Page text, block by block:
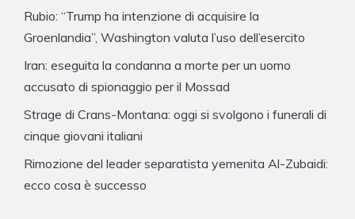
Rubio: “Trump ha intenzione di acquisire la
Groenlandia”, Washington valuta l’uso dell’esercito
Iran: eseguita la condanna a morte per un uomo
accusato di spionaggio per il Mossad
Strage di Crans-Montana: oggi si svolgono i funerali di
cinque giovani italiani
Rimozione del leader separatista yemenita Al-Zubaidi:
ecco cosa è successo